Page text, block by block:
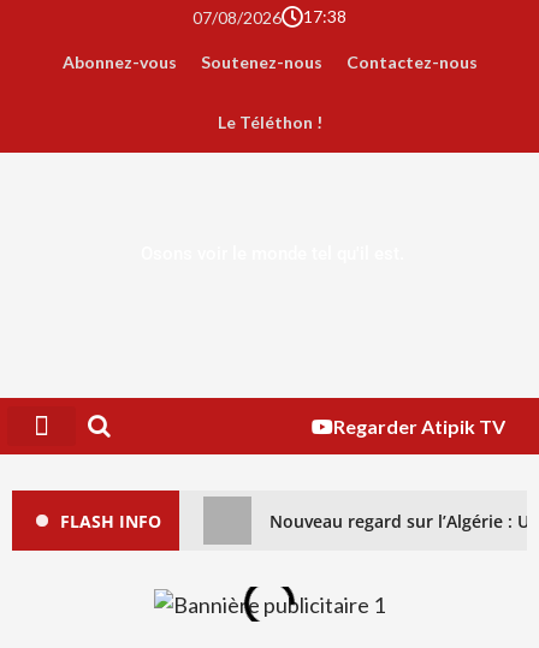
07/08/2026 17:38
Abonnez-vous Soutenez-nous Contactez-nous
Le Téléthon !
Regarder Atipik TV
FLASH INFO Nouveau regard sur l’Algérie :